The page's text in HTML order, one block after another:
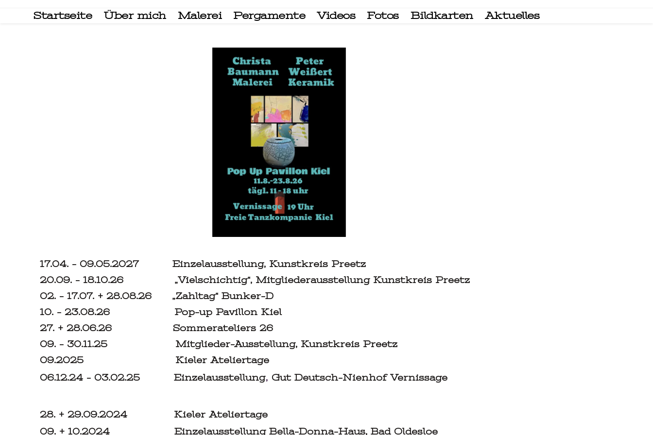
Startseite Über mich Malerei Pergamente Videos Fotos Bildkarten Aktuelles
17.04. – 09.05.2027 Einzelausstellung, Kunstkreis Preetz
20.09. – 18.10.26 „Vielschichtig“, Mitgliederausstellung Kunstkreis Preetz
02. – 17.07. + 28.08.26 „Zahltag“ Bunker-D
10. – 23.08.26 Pop-up Pavillon Kiel
27. + 28.06.26 Sommerateliers 26
09. – 30.11.25 Mitglieder-Ausstellung, Kunstkreis Preetz
09.2025 Kieler Ateliertage
06.12.24 – 03.02.25 Einzelausstellung, Gut Deutsch-Nienhof Vernissage
28. + 29.09.2024
Kieler Ateliertage
09. + 10.2024 Einzelausstellung Bella-Donna-Haus, Bad Oldesloe